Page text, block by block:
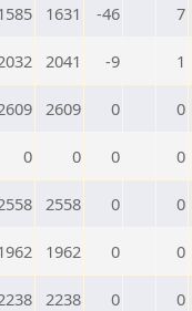
1631 -46 7
2041 -9 1
2609 0 0
0 0 0 0
2558 0 0
1962 0 0
2238 0 0